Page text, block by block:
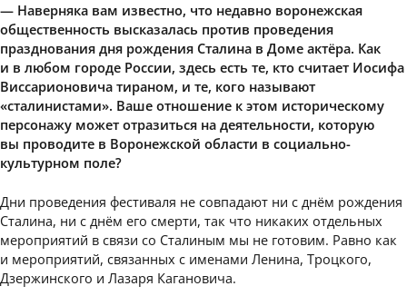
— Наверняка вам известно, что недавно воронежская
общественность высказалась против проведения
празднования дня рождения Сталина в Доме актёра. Как
и в любом городе России, здесь есть те, кто считает Иосифа
Виссарионовича тираном, и те, кого называют
«сталинистами». Ваше отношение к этом историческому
персонажу может отразиться на деятельности, которую
вы проводите в Воронежской области в социально-
культурном поле?
Дни проведения фестиваля не совпадают ни с днём рождения
Сталина, ни с днём его смерти, так что никаких отдельных
мероприятий в связи со Сталиным мы не готовим. Равно как
и мероприятий, связанных с именами Ленина, Троцкого,
Дзержинского и Лазаря Кагановича.